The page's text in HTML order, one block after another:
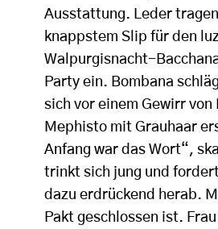
Ausstattung. Leder
knappstem Slip für den
Walpurgisnacht-
Party ein. Bombana
sich vor einem Gewirr
Mephisto mit Grauhaar
Anfang war das Wort“,
trinkt sich jung und
dazu erdrückend herab.
Pakt geschlossen ist.